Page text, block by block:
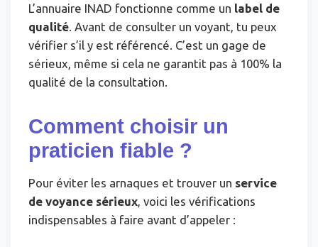
L’annuaire INAD fonctionne comme un label de
qualité . Avant de consulter un voyant, tu peux
vérifier s’il y est référencé. C’est un gage de
sérieux, même si cela ne garantit pas à 100% la
qualité de la consultation.
Comment choisir un
praticien fiable ?
Pour éviter les arnaques et trouver un service
de voyance sérieux , voici les vérifications
indispensables à faire avant d’appeler :